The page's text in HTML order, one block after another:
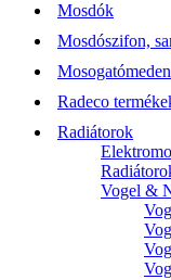
Mosdók
Mosdószifon,
Radeco
Radiátorok
Vogel &